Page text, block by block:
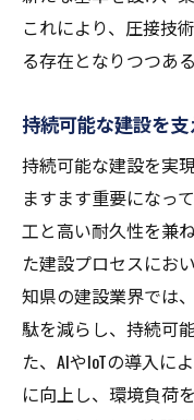
圧接技術が
これにより、圧接技
る存在となりつつある
持続可能な建設を
持続可能な建設を実
ますます重要になっ
工と高い耐久性を兼
た建設プロセスにお
知県の建設業界では
駄を減らし、持続可
た、AIやIoTの導入に
に向上し、環境負荷